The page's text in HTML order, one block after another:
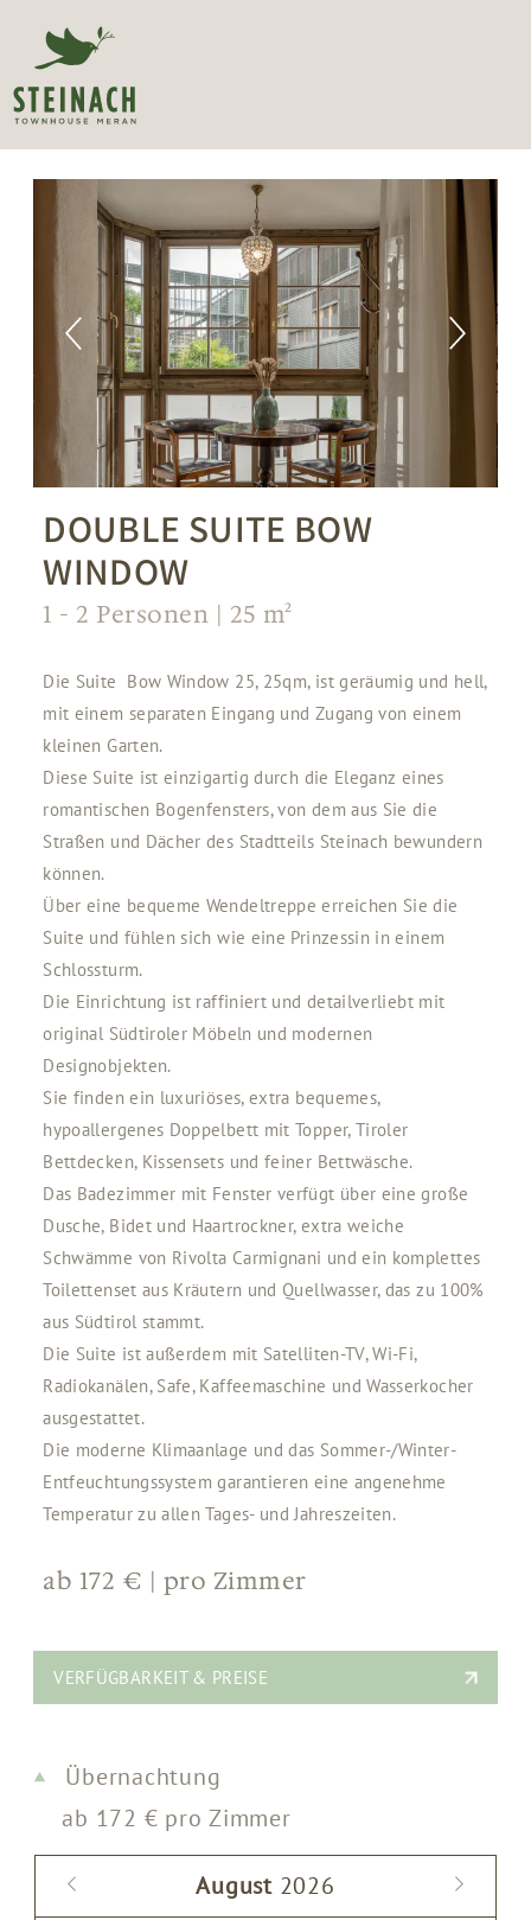
DOUBLE SUITE BOW
WINDOW
1 - 2 Personen | 25 m²
Die Suite Bow Window 25, 25qm, ist geräumig und hell,
mit einem separaten Eingang und Zugang von einem
kleinen Garten.
Diese Suite ist einzigartig durch die Eleganz eines
romantischen Bogenfensters, von dem aus Sie die
Straßen und Dächer des Stadtteils Steinach bewundern
können.
Über eine bequeme Wendeltreppe erreichen Sie die
Suite und fühlen sich wie eine Prinzessin in einem
Schlossturm.
Die Einrichtung ist raffiniert und detailverliebt mit
original Südtiroler Möbeln und modernen
Designobjekten.
Sie finden ein luxuriöses, extra bequemes,
hypoallergenes Doppelbett mit Topper, Tiroler
Bettdecken, Kissensets und feiner Bettwäsche.
Das Badezimmer mit Fenster verfügt über eine große
Dusche, Bidet und Haartrockner, extra weiche
Schwämme von Rivolta Carmignani und ein komplettes
Toilettenset aus Kräutern und Quellwasser, das zu 100%
aus Südtirol stammt.
Die Suite ist außerdem mit Satelliten-TV, Wi-Fi,
Radiokanälen, Safe, Kaffeemaschine und Wasserkocher
ausgestattet.
Die moderne Klimaanlage und das Sommer-/Winter-
Entfeuchtungssystem garantieren eine angenehme
Temperatur zu allen Tages- und Jahreszeiten.
ab 172 € | pro Zimmer
VERFÜGBARKEIT & PREISE
Übernachtung
ab 172 € pro Zimmer
August 2026